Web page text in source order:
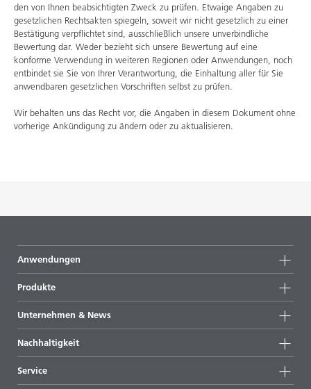
den von Ihnen beabsichtigten Zweck zu prüfen. Etwaige Angaben zu
gesetzlichen Rechtsakten spiegeln, soweit wir nicht gesetzlich zu einer
Bestätigung verpflichtet sind, ausschließlich unsere unverbindliche
Bewertung dar. Weder bezieht sich unsere Bewertung auf eine
konforme Verwendung in weiteren Regionen oder Anwendungen, noch
entbindet sie Sie von Ihrer Verantwortung, die Einhaltung aller für Sie
anwendbaren gesetzlichen Vorschriften selbst zu prüfen.
Wir behalten uns das Recht vor, die Angaben in diesem Dokument ohne
vorherige Ankündigung zu ändern oder zu aktualisieren.
Anwendungen
Produkte
Alle Produkte
Highlights
Unternehmen & News
News
Presse & Medien
Nachhaltigkeit
Nachhaltige Produkte
Service